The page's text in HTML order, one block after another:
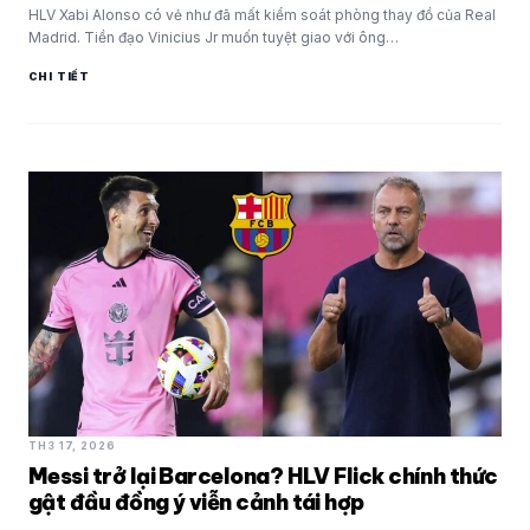
HLV Xabi Alonso có vẻ như đã mất kiểm soát phòng thay đồ của Real
Madrid. Tiền đạo Vinicius Jr muốn tuyệt giao với ông…
CHI TIẾT
TH3 17, 2026
Messi trở lại Barcelona? HLV Flick chính thức
gật đầu đồng ý viễn cảnh tái hợp